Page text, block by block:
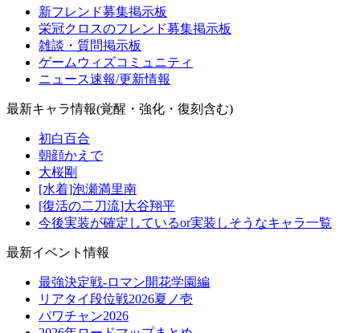
新フレンド募集掲示板
栄冠クロスのフレンド募集掲示板
雑談・質問掲示板
ゲームウィズコミュニティ
ニュース速報/更新情報
最新キャラ情報(覚醒・強化・復刻含む)
初白百合
朝顔かえで
大桜剛
[水着]泡瀬満里南
[復活の二刀流]大谷翔平
今後実装が確定しているor実装しそうなキャラ一覧
最新イベント情報
最強決定戦-ロマン開花学園編
リアタイ段位戦2026夏ノ壱
パワチャン2026